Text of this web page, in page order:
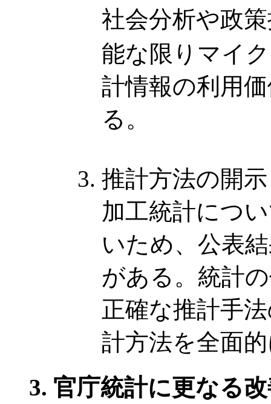
社会分析や政
能な限りマイ
計情報の利用
る。
推計方法の開示
加工統計につ
いため、公表
がある。統計
正確な推計手
計方法を全面
官庁統計に更なる